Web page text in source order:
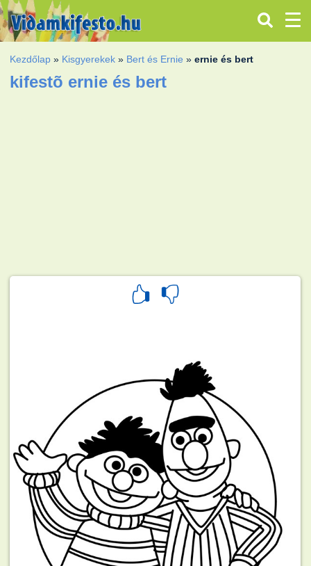
Kezdőlap » Kisgyerekek » Bert és Ernie »ernie és bert
kifestõ ernie és bert